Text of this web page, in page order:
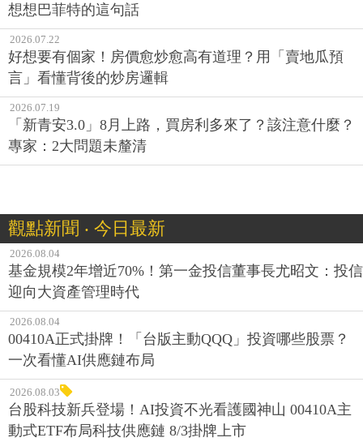
想想巴菲特的這句話
2026.07.22
好想要有個家！房價愈炒愈高有道理？用「賣地瓜預
言」看懂背後的炒房邏輯
2026.07.19
「新青安3.0」8月上路，買房利多來了？該注意什麼？
專家：2大問題未釐清
觀點新聞 ‧ 今日最新
2026.08.04
基金規模2年增近70%！第一金投信董事長尤昭文：投信
迎向大資產管理時代
2026.08.04
00410A正式掛牌！「台版主動QQQ」投資哪些股票？
一次看懂AI供應鏈布局
2026.08.03
台股科技新兵登場！AI投資不光看護國神山 00410A主
動式ETF布局科技供應鏈 8/3掛牌上市